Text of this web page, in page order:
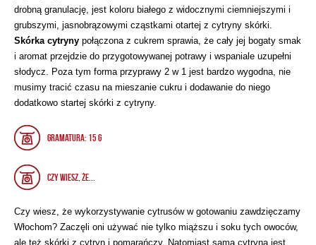
drobną granulację, jest koloru białego z widocznymi ciemniejszymi i
grubszymi, jasnobrązowymi cząstkami otartej z cytryny skórki.
Skórka cytryny połączona z cukrem sprawia, że cały jej bogaty smak
i aromat przejdzie do przygotowywanej potrawy i wspaniale uzupełni
słodycz. Poza tym forma przyprawy 2 w 1 jest bardzo wygodna, nie
musimy tracić czasu na mieszanie cukru i dodawanie do niego
dodatkowo startej skórki z cytryny.
Gramatura: 15 g
CZY WIESZ, ŻE...
Czy wiesz, że wykorzystywanie cytrusów w gotowaniu zawdzięczamy
Włochom? Zaczęli oni używać nie tylko miąższu i soku tych owoców,
ale też skórki z cytryn i pomarańczy. Natomiast sama cytryna jest